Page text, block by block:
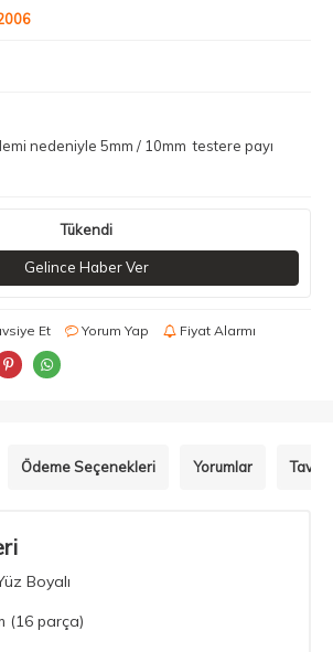
nedeniyle 5mm / 10mm testere payı
Tükendi
Gelince Haber Ver
Et Yorum Yap Fiyat Alarmı
Ödeme Seçenekleri Yorumlar
Boyalı
(16 parça)